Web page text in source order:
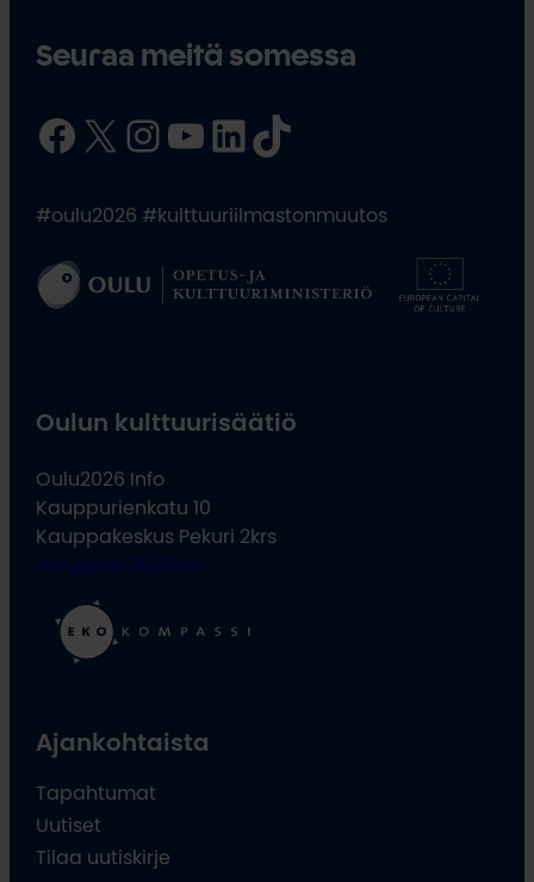
Seuraa meitä somessa
Facebook X InstagramYouTube LinkedIn TikTok
#oulu2026 #kulttuuriilmastonmuutos
Oulun kulttuurisäätiö
Oulu2026 Info
Kauppurienkatu 10
Kauppakeskus Pekuri 2krs
info@oulu2026.eu
Ajankohtaista
Tapahtumat
Uutiset
Tilaa uutiskirje